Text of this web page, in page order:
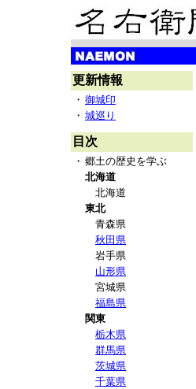
更新情報
・ 御城印
・ 城巡り
目次
・ 郷土の歴史を学ぶ
北海道
北海道
東北
青森県
秋田県
岩手県
山形県
宮城県
福島県
関東
栃木県
群馬県
茨城県
千葉県